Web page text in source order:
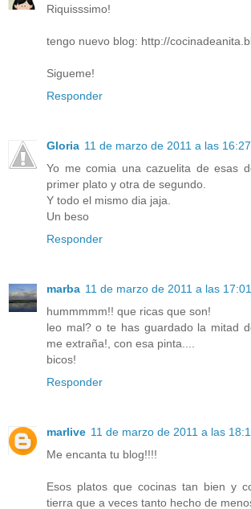
Riquisssimo!
tengo nuevo blog: http://
Sigueme!
Responder
Gloria 11 de marzo de 2011 a las 16:27
Yo me comia una cazuelita de esas
primer plato y otra de segundo.
Y todo el mismo dia jaja.
Un beso
Responder
marba 11 de marzo de 2011 a las 17:01
hummmmm!! que ricas que son!
leo mal? o te has guardado la mitad
me extraña!, con esa pinta....
bicos!
Responder
marlive 11 de marzo de 2011 a las
Me encanta tu blog!!!!
Esos platos que cocinas tan bien y
tierra que a veces tanto hecho de